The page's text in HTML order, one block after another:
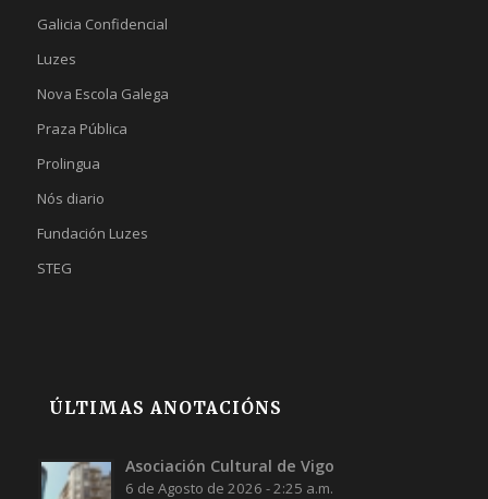
Galicia Confidencial
Luzes
Nova Escola Galega
Praza Pública
Prolingua
Nós diario
Fundación Luzes
STEG
ÚLTIMAS ANOTACIÓNS
Asociación Cultural de Vigo
6 de Agosto de 2026 - 2:25 a.m.